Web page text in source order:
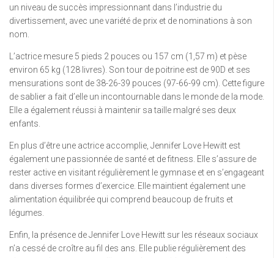
un niveau de succès impressionnant dans l’industrie du
divertissement, avec une variété de prix et de nominations à son
nom.
L’actrice mesure 5 pieds 2 pouces ou 157 cm (1,57 m) et pèse
environ 65 kg (128 livres). Son tour de poitrine est de 90D et ses
mensurations sont de 38-26-39 pouces (97-66-99 cm). Cette figure
de sablier a fait d’elle un incontournable dans le monde de la mode.
Elle a également réussi à maintenir sa taille malgré ses deux
enfants.
En plus d’être une actrice accomplie, Jennifer Love Hewitt est
également une passionnée de santé et de fitness. Elle s’assure de
rester active en visitant régulièrement le gymnase et en s’engageant
dans diverses formes d’exercice. Elle maintient également une
alimentation équilibrée qui comprend beaucoup de fruits et
légumes.
Enfin, la présence de Jennifer Love Hewitt sur les réseaux sociaux
n’a cessé de croître au fil des ans. Elle publie régulièrement des